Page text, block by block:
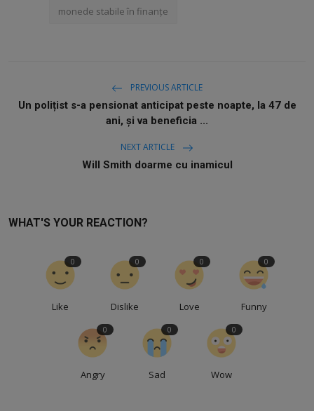
monede stabile în finanțe
PREVIOUS ARTICLE
Un polițist s-a pensionat anticipat peste noapte, la 47 de
ani, și va beneficia ...
NEXT ARTICLE
Will Smith doarme cu inamicul
WHAT'S YOUR REACTION?
Like
0
Dislike
0
Love
0
Funny
0
Angry
0
Sad
0
Wow
0